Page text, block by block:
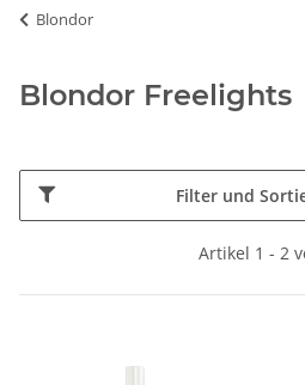
Blondor
Blondor Freelights
Filter und
Artikel 1 - 2